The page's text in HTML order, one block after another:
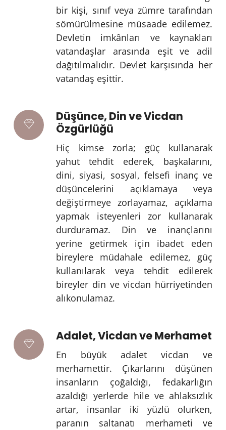
bir kişi, sınıf veya zümre tarafından
sömürülmesine müsaade edilemez.
Devletin imkânları ve kaynakları
vatandaşlar arasında eşit ve adil
dağıtılmalıdır. Devlet karşısında her
vatandaş eşittir.
Düşünce, Din ve Vicdan
Özgürlüğü
Hiç kimse zorla; güç kullanarak
yahut tehdit ederek, başkalarını,
dini, siyasi, sosyal, felsefi inanç ve
düşüncelerini açıklamaya veya
değiştirmeye zorlayamaz, açıklama
yapmak isteyenleri zor kullanarak
durduramaz. Din ve inançlarını
yerine getirmek için ibadet eden
bireylere müdahale edilemez, güç
kullanılarak veya tehdit edilerek
bireyler din ve vicdan hürriyetinden
alıkonulamaz.
Adalet, Vicdan ve Merhamet
En büyük adalet vicdan ve
merhamettir. Çıkarlarını düşünen
insanların çoğaldığı, fedakarlığın
azaldığı yerlerde hile ve ahlaksızlık
artar, insanlar iki yüzlü olurken,
paranın saltanatı merhameti ve